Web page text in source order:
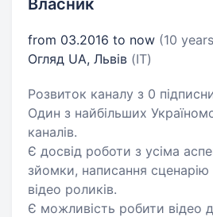
Власник
from 03.2016 to now (10
Огляд UA, Львів (IT)
Розвиток каналу з 0
Один з найбільших
каналів.
Є досвід роботи з усіма
зйомки, написання
відео роликів.
Є можливість робити відео